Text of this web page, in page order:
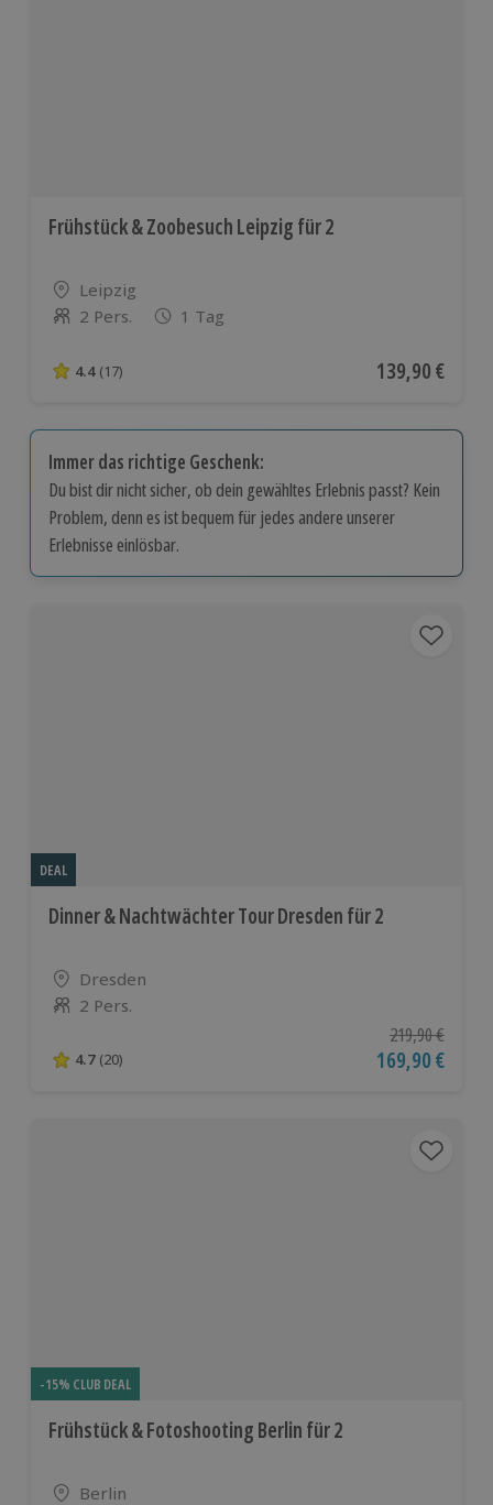
Frühstück & Zoobesuch Leipzig für 2
Standort
Leipzig
Anzahl der Teilnehmer
2 Pers. 1 Tag
4.4 von 5 Sternen basierend auf 17 Bewertungen
4.4 (17) Aktueller Preis
139,90 €
Immer das richtige Geschenk:
Du bist dir nicht sicher, ob dein gewähltes Erlebnis passt? Kein
Problem, denn es ist bequem für jedes andere unserer
Erlebnisse einlösbar.
DEAL
Dinner & Nachtwächter Tour Dresden für 2
Standort
Dresden
Anzahl der Teilnehmer
2 Pers.
4.7 von 5 Sternen basierend auf 20 Bewertungen
4.7 (20)
Ursprünglicher
219,90 €
Aktueller Preis
169,90 €
-15% CLUB DEAL
Frühstück & Fotoshooting Berlin für 2
Standort
Berlin